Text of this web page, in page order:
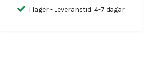
I lager - Leveranstid: 4-7 dagar